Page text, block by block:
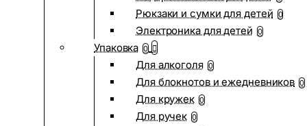
Рюкзаки и сумки для детей 0
Электроника для детей 0
Упаковка 0
Для алкоголя 0
Для блокнотов и ежедневников 0
Для кружек 0
Для ручек 0